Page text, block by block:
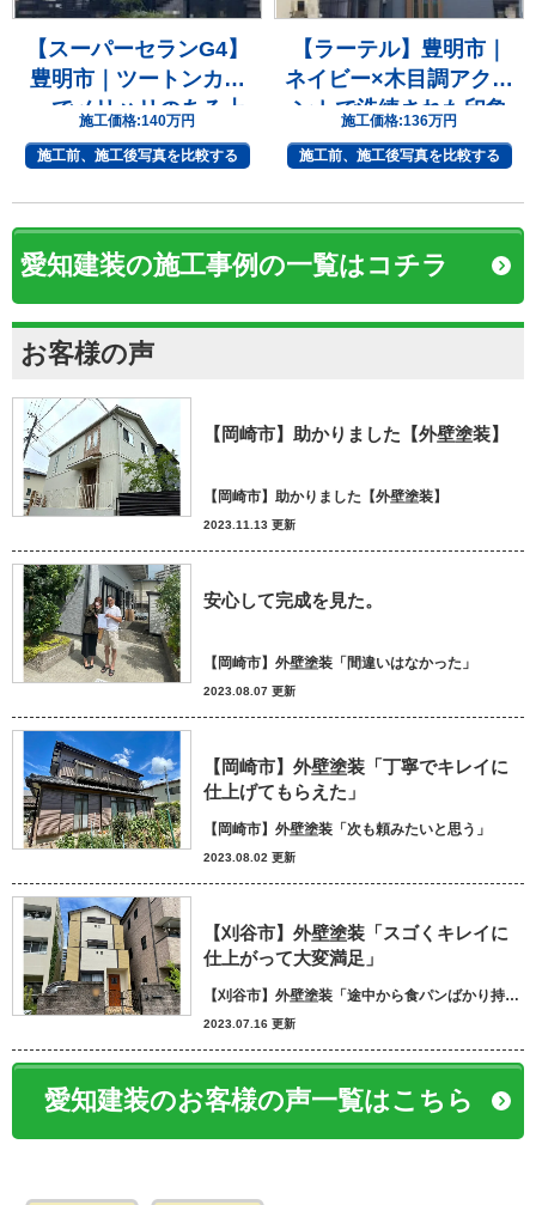
【スーパーセランG4】
豊明市｜ツートンカラ
ーでメリハリのある上
質な住まいへ
施工価格:140万円
施工前、施工後写真を比較する
【ラーテル】豊明市｜
ネイビー×木目調アクセ
ントで洗練された印象
へ
施工価格:136万円
施工前、施工後写真を比較する
愛知建装の施工事例の一覧はコチラ
お客様の声
【岡崎市】助かりました【外壁塗装】
【岡崎市】助かりました【外壁塗装】
2023.11.13 更新
安心して完成を見た。
【岡崎市】外壁塗装「間違いはなかった」
2023.08.07 更新
【岡崎市】外壁塗装「丁寧でキレイに
仕上げてもらえた」
【岡崎市】外壁塗装「次も頼みたいと思う」
2023.08.02 更新
【刈谷市】外壁塗装「スゴくキレイに
仕上がって大変満足」
【刈谷市】外壁塗装「途中から食パンばかり持ってきてパン屋さんかと思いました笑」
2023.07.16 更新
愛知建装のお客様の声一覧はこちら